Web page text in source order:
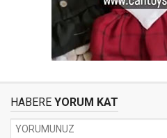
HABERE YORUM KAT